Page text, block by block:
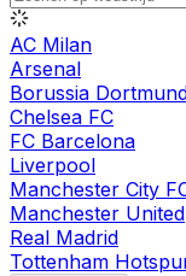
AC Milan
Arsenal
Borussia
Chelsea FC
FC Barcelona
Liverpool
Manchester City
Manchester United
Real Madrid
Tottenham